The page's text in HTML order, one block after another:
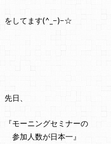
をしてます(^_−)−☆
先日、
『モーニングセミナーの
参加人数が日本一』